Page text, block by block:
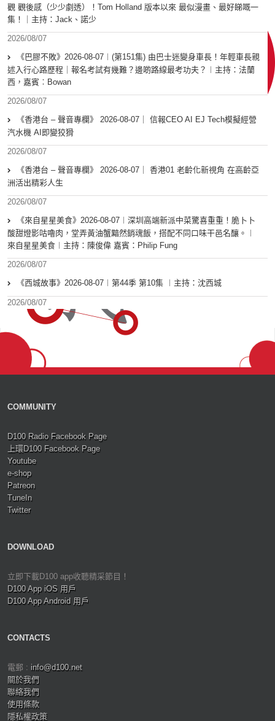
觀 觀後感（少少劇透）！Tom Holland 版本以來 最似漫畫、最好睇嘅一
集！｜主持：Jack、諾少
2026/08/07
《巴膠不敗》2026-08-07︱(第151集) 由巴士迷變身車長！年輕車長親
述入行心路歷程｜報名考試有幾難？邊啲路線最考功夫？︱主持：法蘭
西，嘉賓︰Bowan
2026/08/07
《香港台 – 聲音專欄》 2026-08-07｜ 信報CEO AI EJ Tech模擬經營
汽水機 AI即變狡猾
2026/08/07
《香港台 – 聲音專欄》 2026-08-07｜ 香港01 老齡化新視角 在高齡亞
洲活出精彩人生
2026/08/07
《來自星星美食》2026-08-07︱深圳高端新派中菜驚喜重重！脆卜卜
酸甜燈影咕嚕肉，堂弄黃油蟹黯然銷魂飯，搭配不同口味干邑名釀。︱
來自星星美食︱主持：陳俊偉 嘉賓：Philip Fung
2026/08/07
《西城故事》2026-08-07︱第44季 第10集 ︱主持：沈西城
2026/08/07
COMMUNITY
D100 Radio Facebook Page
上環D100 Facebook Page
Youtube
e-shop
Patreon
TuneIn
Twitter
DOWNLOAD
立即下載D100 app收聽精采節目！
D100 App iOS 用戶
D100 App Android 用戶
CONTACTS
電郵 : info@d100.net
關於我們
聯絡我們
使用條款
隱私權政策